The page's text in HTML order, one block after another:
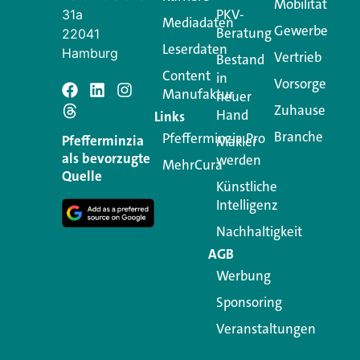
Schreiben
Ihre E-Mail-Adresse wird
Kommentar
31a
22041
Hamburg
Pfefferminzia
als bevorzugte
Quelle
Mediadaten
Leserdaten
Content
Manufaktur
Links
Pfefferminzia.Pro
MehrCura
PKV-
Beratung
Bestand
in
neuer
Hand
Makler
werden
Künstliche
Intelligenz
Nachhaltigkeit
AGB
Werbung
Sponsoring
Veranstaltungen
Mobilität
Gewerbe
Vertrieb
Vorsorge
Zuhause
Branche